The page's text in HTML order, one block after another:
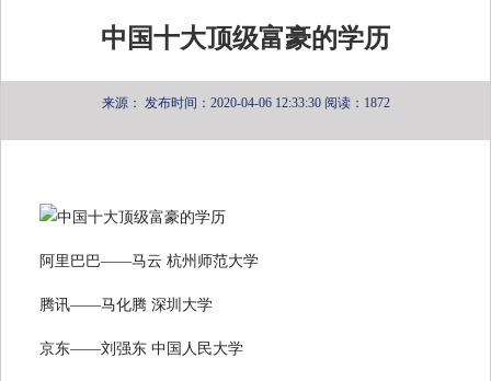
中国十大顶级富豪的学历
来源： 发布时间：2020-04-06 12:33:30 阅读：1872
阿里巴巴——马云 杭州师范大学
腾讯——马化腾 深圳大学
京东——刘强东 中国人民大学